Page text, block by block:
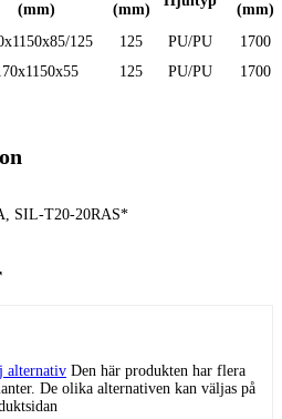
(mm)
(mm)
(mm)
125 125 PU/PU
1700
125 PU/PU 1700
SIL-T20-20RAS*
alternativ Den här produkten har flera
De olika alternativen kan väljas på